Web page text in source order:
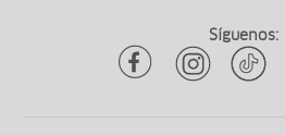
Síguenos: